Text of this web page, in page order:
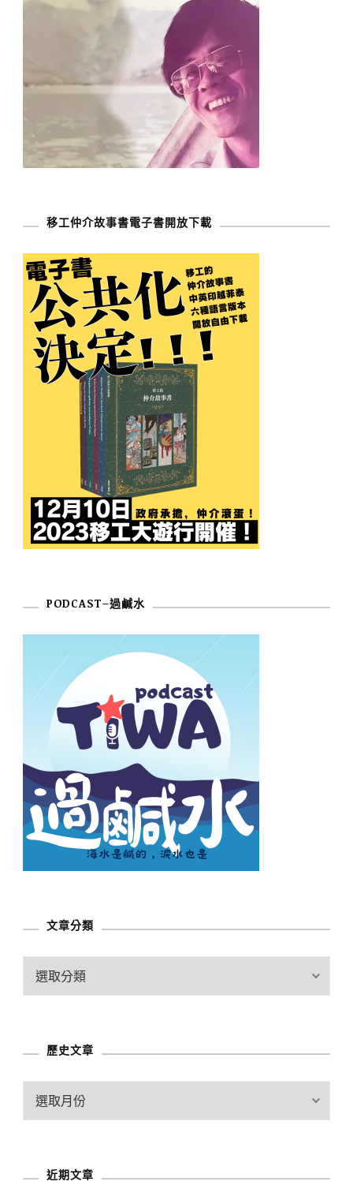
移工仲介故事書電子書開放下載
PODCAST–過鹹水
文章分類
歷史文章
近期文章